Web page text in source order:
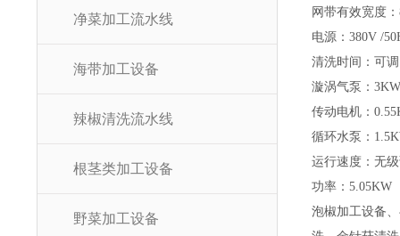
净菜加工流水线
海带加工设备
辣椒清洗流水线
根茎类加工设备
野菜加工设备
网带有效宽度
电源：380V /
清洗时间：可调
漩涡气泵：
传动电机：
循环水泵：
运行速度：无
功率：5.05KW
泡椒加工设备